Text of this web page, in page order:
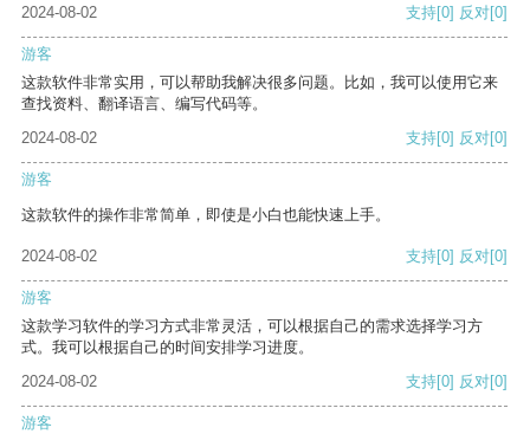
2024-08-02
支持[0] 反对[0]
游客
这款软件非常实用，可以帮助我解决很多问题。比如，我可以使用它来
查找资料、翻译语言、编写代码等。
2024-08-02
支持[0] 反对[0]
游客
这款软件的操作非常简单，即使是小白也能快速上手。
2024-08-02 支持[0] 反对[0]
游客
这款学习软件的学习方式非常灵活，可以根据自己的需求选择学习方
式。我可以根据自己的时间安排学习进度。
2024-08-02
支持[0] 反对[0]
游客